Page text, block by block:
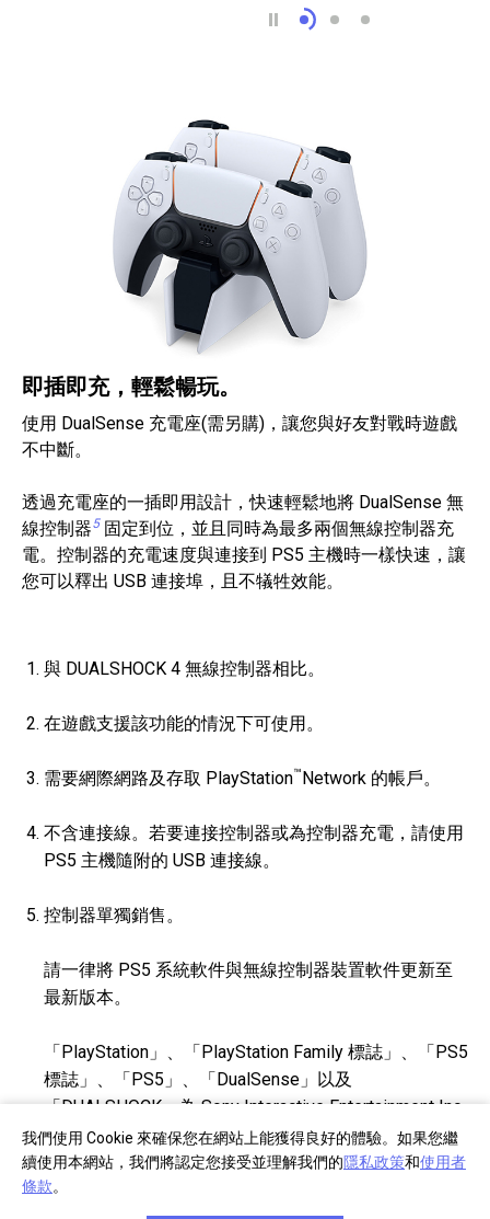
我們使用 Cookie 來確保您在網站上能獲得良好的體驗。如果您繼
續使用本網站，我們將認定您接受並理解我們的隱私政策和使用者
條款。
內建電池整合型喇叭
動態感測器
即插即充，輕鬆暢玩。
使用 DualSense 充電座(需另購)，讓您與好友對戰時遊戲
不中斷。
透過充電座的一插即用設計，快速輕鬆地將 DualSense 無
線控制器5 固定到位，並且同時為最多兩個無線控制器充
電。控制器的充電速度與連接到 PS5 主機時一樣快速，讓
您可以釋出 USB 連接埠，且不犠牲效能。
與 DUALSHOCK 4 無線控制器相比。
在遊戲支援該功能的情況下可使用。
需要網際網路及存取 PlayStation™Network 的帳戶。
不含連接線。若要連接控制器或為控制器充電，請使用
PS5 主機隨附的 USB 連接線。
控制器單獨銷售。
請一律將 PS5 系統軟件與無線控制器裝置軟件更新至
最新版本。
「PlayStation」、「PlayStation Family 標誌」、「PS5
標誌」、「PS5」、「DualSense」以及
「DUALSHOCK」為 Sony Interactive Entertainment Inc.
的註冊商標或商標。「SONY」為 Sony Corporation 的
註冊商標。